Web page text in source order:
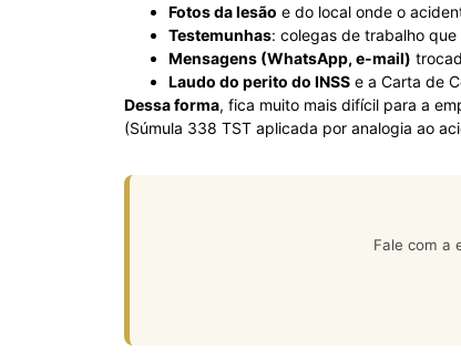
Fotos da lesão e do local onde o
Testemunhas: colegas de trabalho
Mensagens (WhatsApp, e-mail)
Laudo do perito do INSS e a Carta de
Dessa forma, fica muito mais difícil para a
(Súmula 338 TST aplicada por analogia ao
Fale com a